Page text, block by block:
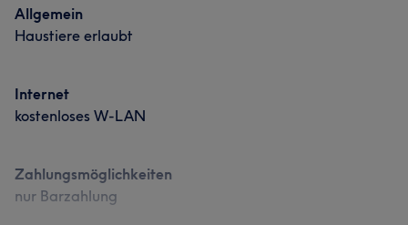
Allgemein
Haustiere erlaubt
Internet
kostenloses W-LAN
Zahlungsmöglichkeiten
nur Barzahlung